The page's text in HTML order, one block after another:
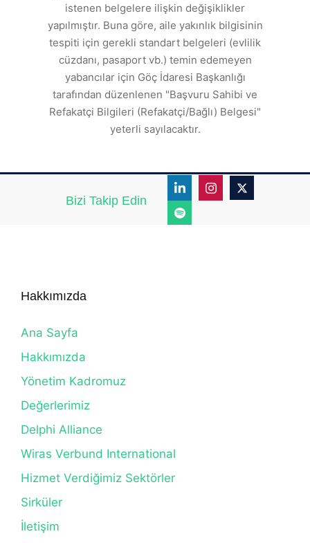
istenen belgelere ilişkin değişiklikler
yapılmıştır. Buna göre, aile yakınlık bilgisinin
tespiti için gerekli standart belgeleri (evlilik
cüzdanı, pasaport vb.) temin edemeyen
yabancılar için Göç İdaresi Başkanlığı
tarafından düzenlenen "Başvuru Sahibi ve
Refakatçi Bilgileri (Refakatçi/Bağlı) Belgesi"
yeterli sayılacaktır.
Bizi Takip Edin
Hakkımızda
Ana Sayfa
Hakkımızda
Yönetim Kadromuz
Değerlerimiz
Delphi Alliance
Wiras Verbund International
Hizmet Verdiğimiz Sektörler
Sirküler
İletişim